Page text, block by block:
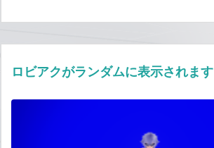
ロビアクがランダムに表示されます